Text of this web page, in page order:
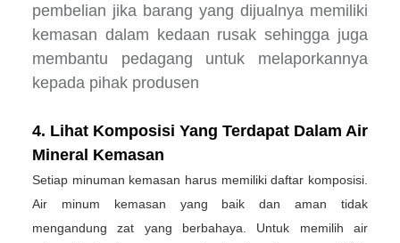
pembelian jika barang yang dijualnya memiliki
kemasan dalam kedaan rusak sehingga juga
membantu pedagang untuk melaporkannya
kepada pihak produsen
4. Lihat Komposisi Yang Terdapat Dalam Air
Mineral Kemasan
Setiap minuman kemasan harus memiliki daftar komposisi.
Air minum kemasan yang baik dan aman tidak
mengandung zat yang berbahaya. Untuk memilih air